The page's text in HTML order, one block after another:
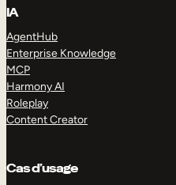
IA
AgentHub
Enterprise Knowledge
MCP
Harmony AI
Roleplay
Content Creator
Cas d’usage